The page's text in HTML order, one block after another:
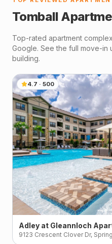
Tomball
Top-rated apartment
Google. See the full move-in
building.
4.7 · 500
Adley at Gleannloch
9123 Crescent Clover Dr,